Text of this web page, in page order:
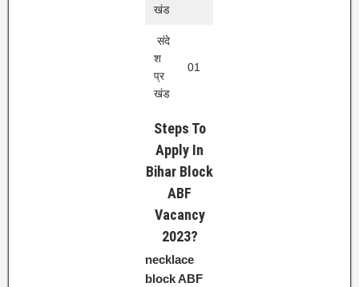
खंड
संदे
श
प्र
खंड
01
Steps To
Apply In
Bihar Block
ABF
Vacancy
2023?
necklace
block ABF